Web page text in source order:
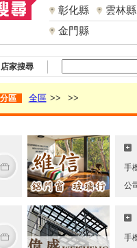
彰化縣
雲林縣
金門縣
店家搜尋
分區 全區 >> >>
手
公
手